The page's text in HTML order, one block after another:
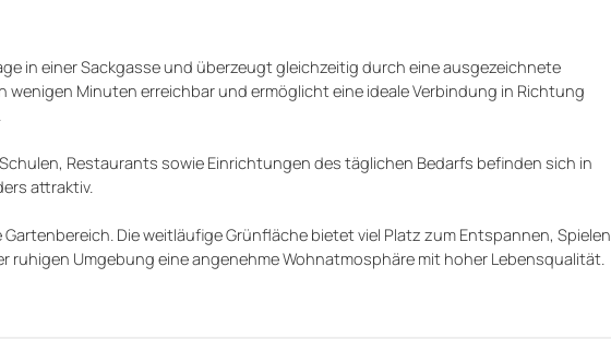
in einer Sackgasse und überzeugt gleichzeitig durch eine ausgezeichnete
Minuten erreichbar und ermöglicht eine ideale Verbindung in Richtung
Restaurants sowie Einrichtungen des täglichen Bedarfs befinden sich in
attraktiv.
Die weitläufige Grünfläche bietet viel Platz zum Entspannen, Spielen
ruhigen Umgebung eine angenehme Wohnatmosphäre mit hoher Lebensqualität.